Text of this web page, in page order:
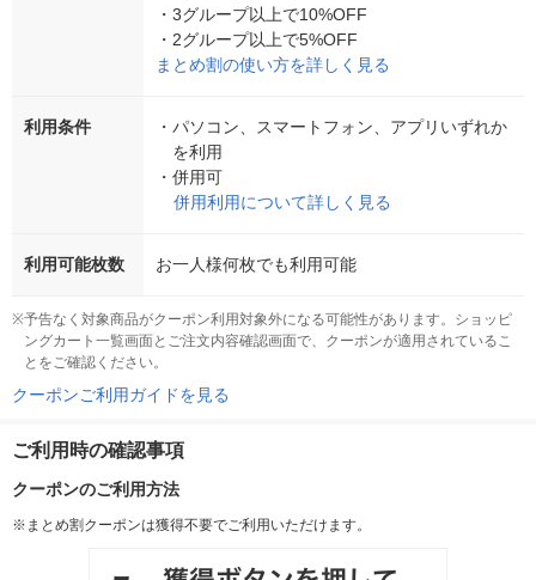
・ 3グループ以上で10%OFF
・ 2グループ以上で5%OFF
まとめ割の使い方を詳しく見る
利用条件 ・ パソコン、スマートフォン、アプリいずれか
を利用
・ 併用可
併用利用について詳しく見る
利用可能枚数 お一人様何枚でも利用可能
※予告なく対象商品がクーポン利用対象外になる可能性があります。ショッピ
ングカート一覧画面とご注文内容確認画面で、クーポンが適用されているこ
とをご確認ください。
クーポンご利用ガイドを見る
ご利用時の確認事項
クーポンのご利用方法
※まとめ割クーポンは獲得不要でご利用いただけます。